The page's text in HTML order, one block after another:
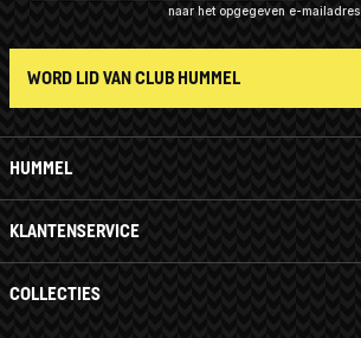
HUMMEL
KLANTENSERVICE
COLLECTIES
naar het opgegeven e-mailadres.
WORD LID VAN CLUB HUMMEL